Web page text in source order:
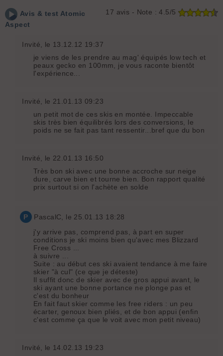
17 avis - Note :4.5/5
Avis & testAtomic
Aspect
Invité , le 13.12.12 19:37
je viens de les prendre au mag' équipés low tech et
peaux gecko en 100mm, je vous raconte bientôt
l'expérience...
Invité , le 21.01.13 09:23
un petit mot de ces skis en montée. Impeccable
skis très bien équilibrés lors des conversions, le
poids ne se fait pas tant ressentir...bref que du bon
Invité , le 22.01.13 16:50
Très bon ski avec une bonne accroche sur neige
dure, carve bien et tourne bien. Bon rapport qualité
prix surtout si on l'achète en solde
P PascalC , le 25.01.13 18:28
j'y arrive pas, comprend pas, à part en super
conditions je ski moins bien qu'avec mes Blizzard
Free Cross ...
à suivre ...
Suite : au début ces ski avaient tendance à me faire
skier "à cul" (ce que je déteste)
Il suffit donc de skier avec de gros appui avant, le
ski ayant une bonne portance ne plonge pas et
c'est du bonheur
En fait faut skier comme les free riders : un peu
écarter, genoux bien pliés, et de bon appui (enfin
c'est comme ça que le voit avec mon petit niveau)
Invité , le 14.02.13 19:23